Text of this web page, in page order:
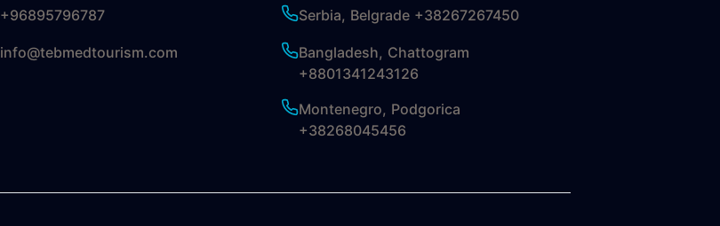
+96895796787
info@tebmedtourism.com
Serbia, Belgrade +38267267450
Bangladesh, Chattogram
+8801341243126
Montenegro, Podgorica
+38268045456